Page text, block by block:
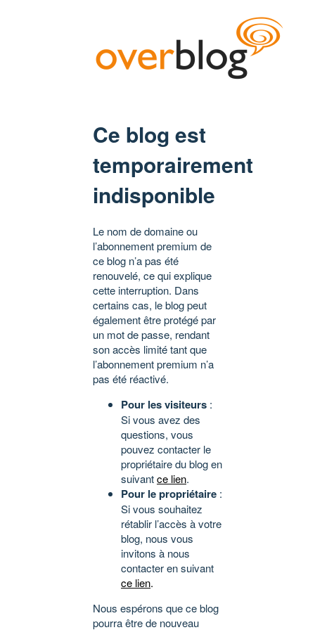
Ce blog est
temporairement
indisponible
Le nom de domaine ou
l’abonnement premium de
ce blog n’a pas été
renouvelé, ce qui explique
cette interruption. Dans
certains cas, le blog peut
également être protégé par
un mot de passe, rendant
son accès limité tant que
l’abonnement premium n’a
pas été réactivé.
Pour les visiteurs :
Si vous avez des
questions, vous
pouvez contacter le
propriétaire du blog en
suivantce lien.
Pour le propriétaire :
Si vous souhaitez
rétablir l’accès à votre
blog, nous vous
invitons à nous
contacter en suivant
ce lien.
Nous espérons que ce blog
pourra être de nouveau